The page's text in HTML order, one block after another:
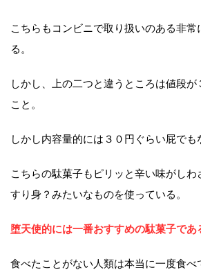
こちらもコンビニで取り扱いのある非
る。
しかし、上の二つと違うところは値段が
こと。
しかし内容量的には３０円ぐらい屁で
こちらの駄菓子もピリッと辛い味がし
すり身？みたいなものを使っている。
堕天使的には一番おすすめの駄菓子であ
食べたことがない人類は本当に一度食べ